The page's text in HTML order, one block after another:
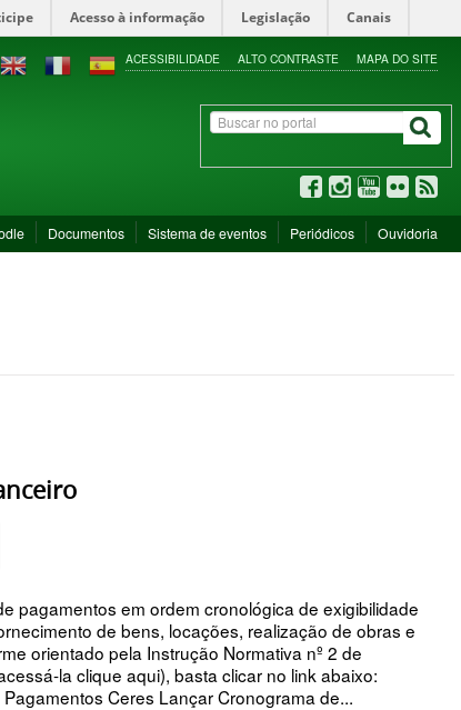
Acesso à informação Legislação Canais
ACESSIBILIDADE ALTO CONTRASTE MAPA DO SITE
Documentos Sistema de eventos Periódicos Ouvidoria
pagamentos em ordem cronológica de exigibilidade
de bens, locações, realização de obras e
orientado pela Instrução Normativa nº 2 de
la clique aqui), basta clicar no link abaixo:
Ceres Lançar Cronograma de...